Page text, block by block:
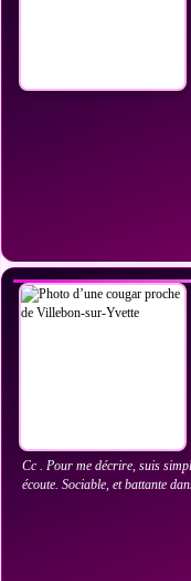
Cc . Pour me décrire, suis
écoute. Sociable, et battante